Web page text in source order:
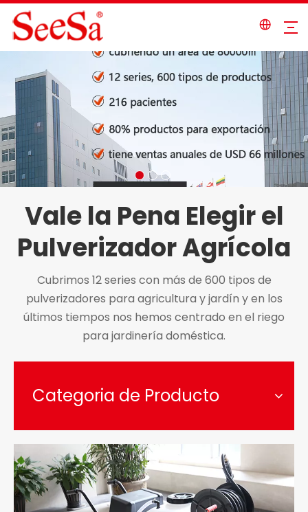
Vale la Pena Elegir el
Pulverizador Agrícola
Cubrimos 12 series con más de 600 tipos de
pulverizadores para agricultura y jardín y en los
últimos tiempos nos hemos centrado en el riego
para jardinería doméstica.
Categoria de Producto